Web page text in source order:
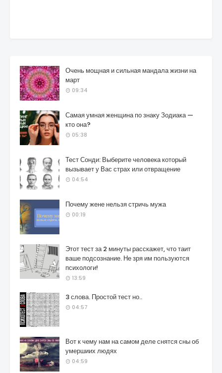
Очень мощная и сильная мандала жизни на
март
09:34
Самая умная женщина по знаку Зодиака —
кто она?
05:38
Тест Сонди: Выберите человека который
вызывает у Вас страх или отвращение
04:54
Почему жене нельзя стричь мужа
00:19
Этот тест за 2 минуты расскажет, что таит
ваше подсознание. Не зря им пользуются
психологи!
13:59
3 слова. Простой тест но..
04:57
Вот к чему нам на самом деле снятся сны об
умершиих людях
04:59